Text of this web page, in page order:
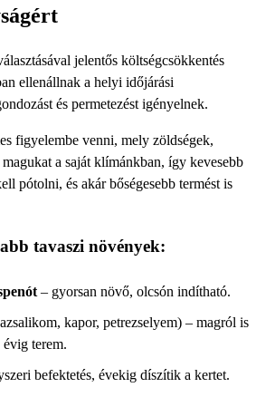
jelentős költségcsökkentés
ellenállnak a helyi időjárási
és permetezést igényelnek.
figyelembe venni, mely zöldségek,
a saját klímánkban, így kevesebb
pótolni, és akár bőségesebb termést is
tavaszi növények:
– gyorsan növő, olcsón indítható.
kapor, petrezselyem) – magról is
terem.
befektetés, évekig díszítik a kertet.